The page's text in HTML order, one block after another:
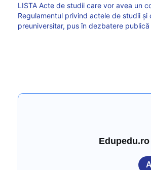
LISTA Acte de studii care vor avea un
Regulamentul privind actele de studii
preuniversitar, pus în dezbatere